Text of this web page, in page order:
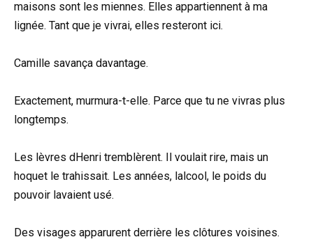
maisons sont les miennes. Elles appartiennent à ma
lignée. Tant que je vivrai, elles resteront ici.
Camille savança davantage.
Exactement, murmura-t-elle. Parce que tu ne vivras plus
longtemps.
Les lèvres dHenri tremblèrent. Il voulait rire, mais un
hoquet le trahissait. Les années, lalcool, le poids du
pouvoir lavaient usé.
Des visages apparurent derrière les clôtures voisines.